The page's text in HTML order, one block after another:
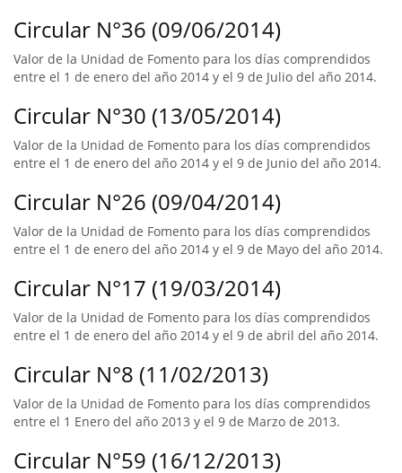
Circular N°36 (09/06/2014)
Valor de la Unidad de Fomento para los días comprendidos
entre el 1 de enero del año 2014 y el 9 de Julio del año 2014.
Circular N°30 (13/05/2014)
Valor de la Unidad de Fomento para los días comprendidos
entre el 1 de enero del año 2014 y el 9 de Junio del año 2014.
Circular N°26 (09/04/2014)
Valor de la Unidad de Fomento para los días comprendidos
entre el 1 de enero del año 2014 y el 9 de Mayo del año 2014.
Circular N°17 (19/03/2014)
Valor de la Unidad de Fomento para los días comprendidos
entre el 1 de enero del año 2014 y el 9 de abril del año 2014.
Circular N°8 (11/02/2013)
Valor de la Unidad de Fomento para los días comprendidos
entre el 1 Enero del año 2013 y el 9 de Marzo de 2013.
Circular N°59 (16/12/2013)